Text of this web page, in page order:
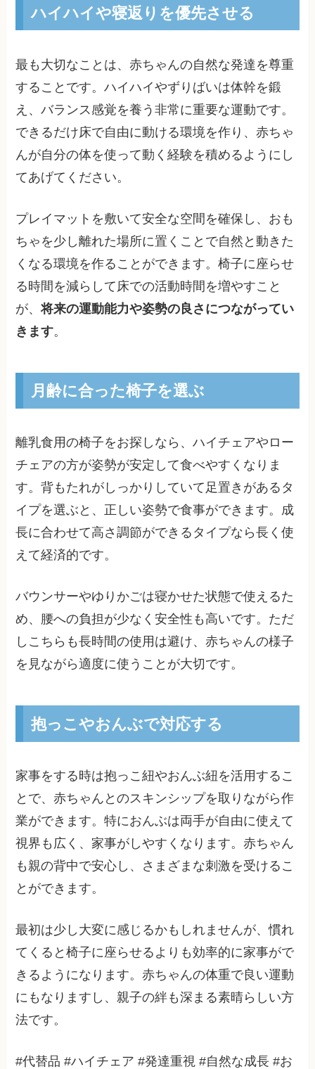
ハイハイや寝返りを優先させる
最も大切なことは、赤ちゃんの自然な発達を尊重
することです。ハイハイやずりばいは体幹を鍛
え、バランス感覚を養う非常に重要な運動です。
できるだけ床で自由に動ける環境を作り、赤ちゃ
んが自分の体を使って動く経験を積めるようにし
てあげてください。
プレイマットを敷いて安全な空間を確保し、おも
ちゃを少し離れた場所に置くことで自然と動きた
くなる環境を作ることができます。椅子に座らせ
る時間を減らして床での活動時間を増やすこと
が、将来の運動能力や姿勢の良さにつながってい
きます。
月齢に合った椅子を選ぶ
離乳食用の椅子をお探しなら、ハイチェアやロー
チェアの方が姿勢が安定して食べやすくなりま
す。背もたれがしっかりしていて足置きがあるタ
イプを選ぶと、正しい姿勢で食事ができます。成
長に合わせて高さ調節ができるタイプなら長く使
えて経済的です。
バウンサーやゆりかごは寝かせた状態で使えるた
め、腰への負担が少なく安全性も高いです。ただ
しこちらも長時間の使用は避け、赤ちゃんの様子
を見ながら適度に使うことが大切です。
抱っこやおんぶで対応する
家事をする時は抱っこ紐やおんぶ紐を活用するこ
とで、赤ちゃんとのスキンシップを取りながら作
業ができます。特におんぶは両手が自由に使えて
視界も広く、家事がしやすくなります。赤ちゃん
も親の背中で安心し、さまざまな刺激を受けるこ
とができます。
最初は少し大変に感じるかもしれませんが、慣れ
てくると椅子に座らせるよりも効率的に家事がで
きるようになります。赤ちゃんの体重で良い運動
にもなりますし、親子の絆も深まる素晴らしい方
法です。
#代替品 #ハイチェア #発達重視 #自然な成長 #お